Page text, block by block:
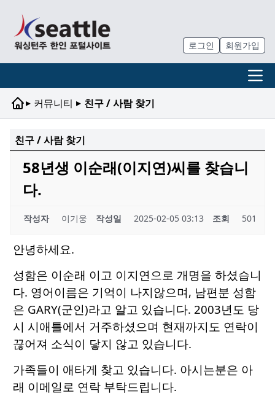
로그인 회원가입
▸ 커뮤니티 ▸ 친구 / 사람 찾기
친구 / 사람 찾기
58년생 이순래(이지연)씨를 찾습니
다.
작성자 이기웅 작성일 2025-02-05 03:13 조회 501
안녕하세요.
성함은 이순래 이고 이지연으로 개명을 하셨습니
다. 영어이름은 기억이 나지않으며, 남편분 성함
은 GARY(군인)라고 알고 있습니다. 2003년도 당
시 시애틀에서 거주하셨으며 현재까지도 연락이
끊어져 소식이 닿지 않고 있습니다.
가족들이 애타게 찾고 있습니다. 아시는분은 아
래 이메일로 연락 부탁드립니다.